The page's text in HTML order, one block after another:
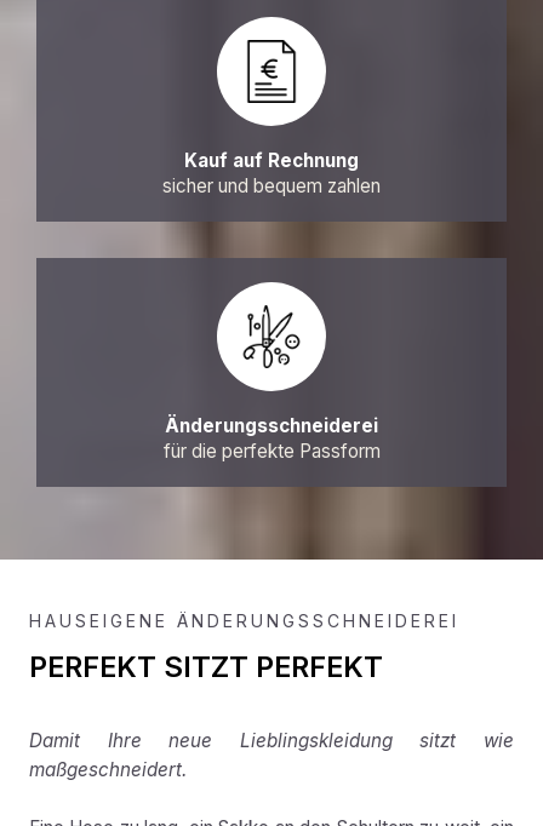
Kauf auf Rechnung
sicher und bequem zahlen
Änderungsschneiderei
für die perfekte Passform
HAUSEIGENE ÄNDERUNGSSCHNEIDEREI
PERFEKT SITZT PERFEKT
Damit Ihre neue Lieblingskleidung sitzt wie
maßgeschneidert.